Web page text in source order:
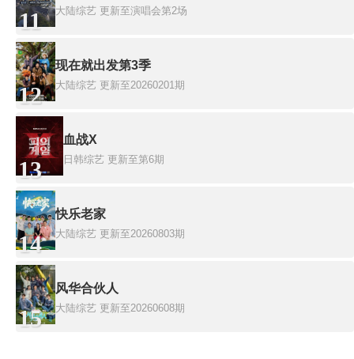
11 大陆综艺 更新至演唱会第2场
12
现在就出发第3季
大陆综艺 更新至20260201期
13
血战X
日韩综艺 更新至第6期
14
快乐老家
大陆综艺 更新至20260803期
15
风华合伙人
大陆综艺 更新至20260608期